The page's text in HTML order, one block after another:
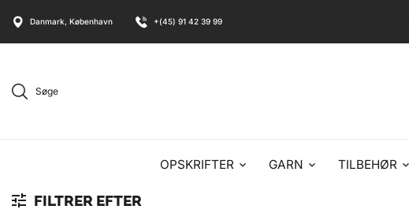
Danmark, København +(45) 91 42 39 99
Søge
OPSKRIFTER GARN TILBEHØR
FILTRER EFTER